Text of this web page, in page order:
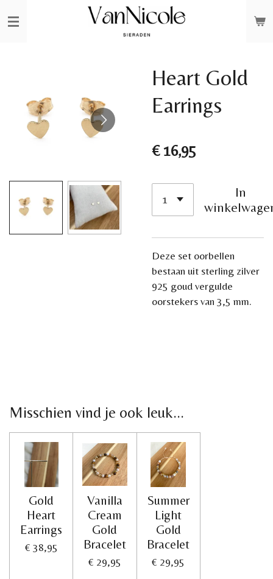
direct
Heart Gold
Earrings
€ 16,95
In
Deze set oorbellen
bestaan uit sterling zilver
925 goud vergulde
oorstekers van 3,5 mm.
Misschien vind je ook leuk...
Gold
Heart
Earrings
€ 38,95
Vanilla
Cream
Gold
Bracelet
€ 29,95
Summer
Light
Gold
Bracelet
€ 29,95